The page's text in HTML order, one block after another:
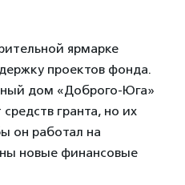
ярмарке
проектов фонда.
дом «Доброго-Юга»
гранта, но их
он работал на
новые финансовые